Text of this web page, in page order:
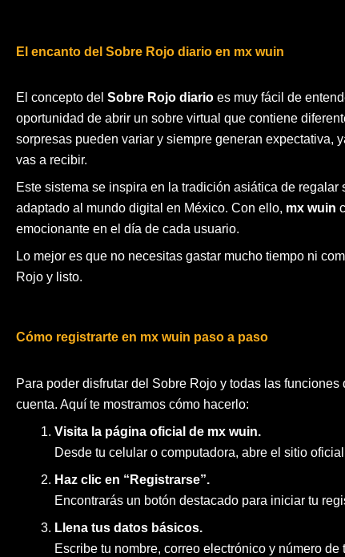
El encanto del Sobre Rojo diario en mx wuin
El concepto del Sobre Rojo diario es muy fácil de
oportunidad de abrir un sobre virtual que contiene
sorpresas pueden variar y siempre generan expectativa,
vas a recibir.
Este sistema se inspira en la tradición asiática de
adaptado al mundo digital en México. Con ello, mx wuin
emocionante en el día de cada usuario.
Lo mejor es que no necesitas gastar mucho tiempo ni
Rojo y listo.
Cómo registrarte en mx wuin paso a paso
Para poder disfrutar del Sobre Rojo y todas las
cuenta. Aquí te mostramos cómo hacerlo:
Visita la página oficial de mx wuin.
Desde tu celular o computadora, abre el sitio
Haz clic en “Registrarse”.
Encontrarás un botón destacado para iniciar tu
Llena tus datos básicos.
Escribe tu nombre, correo electrónico y número